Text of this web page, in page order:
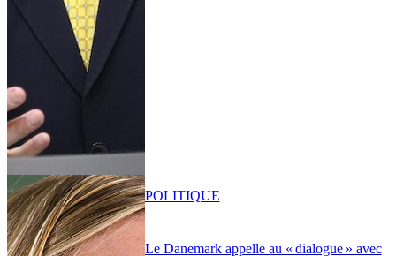
Le Danemark appelle au « dialogue » avec
POLITIQUE